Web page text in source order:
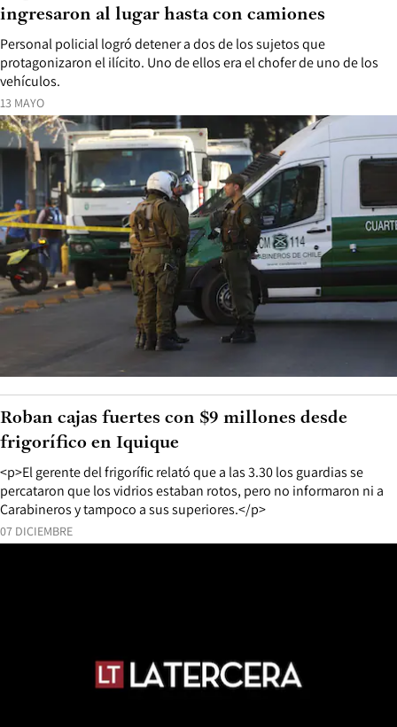
13 MAYO
Personal policial logró detener a dos de los sujetos que
protagonizaron el ilícito. Uno de ellos era el chofer de uno de los
vehículos.
ingresaron al lugar hasta con camiones
07 DICIEMBRE
<p>El gerente del frigorí­fic relató que a las 3.30 los guardias se
percataron que los vidrios estaban rotos, pero no informaron ni a
Carabineros y tampoco a sus superiores.</p>
Roban cajas fuertes con $9 millones desde
frigorífico en Iquique